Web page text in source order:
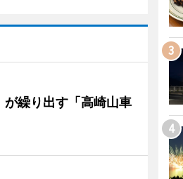
繰り出す「高崎山車